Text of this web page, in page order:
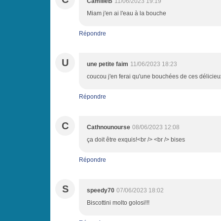
Miam j'en ai l'eau à la bouche
Répondre
U une petite faim 11/06/2023 18:23
coucou j'en ferai qu'une bouchées de ces
Répondre
C Cathnounourse 08/06/2023 12:08
ça doit être exquis!<br /> <br /> bises
Répondre
S speedy70 07/06/2023 18:02
Biscottini molto golosi!!!